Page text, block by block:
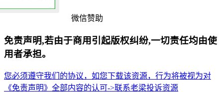
微信赞助
免责声明,若由于商用引起版权纠纷,一切责任均由使
用者承担。
您必须遵守我们的协议，如您下载该资源，行为将被视为对
《免责声明》全部内容的认可->联系老梁投诉资源